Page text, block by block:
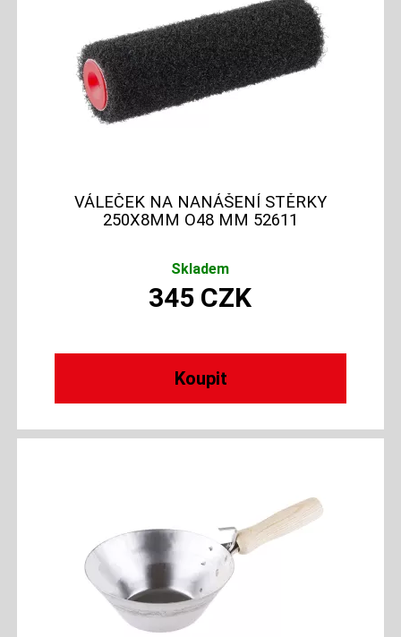
VÁLEČEK NA NANÁŠENÍ STĚRKY
250X8MM O48 MM 52611
Skladem
345 CZK